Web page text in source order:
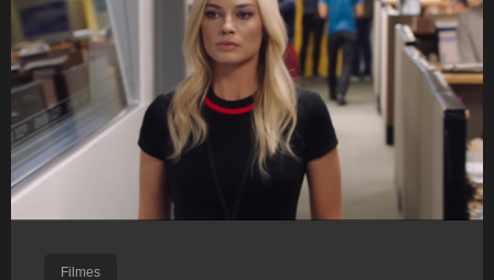
Filmes